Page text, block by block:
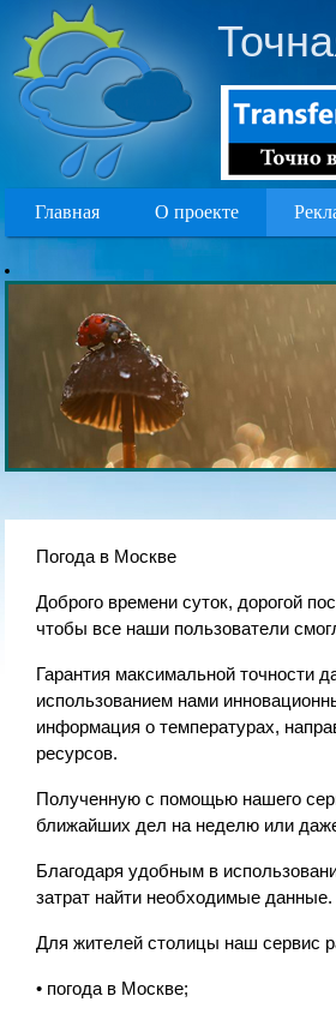
Главная О проекте
Погода в Москве
Доброго времени суток, дорогой
чтобы все наши пользователи
Гарантия максимальной точности
использованием нами
информация о температурах,
ресурсов.
Полученную с помощью нашего
ближайших дел на неделю или
Благодаря удобным в
затрат найти необходимые данные.
Для жителей столицы наш сервис
• погода в Москве;